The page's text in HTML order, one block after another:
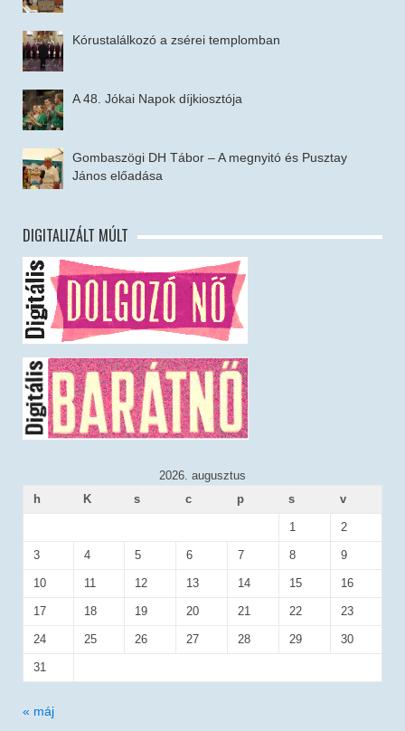
Kórustalálkozó a zsérei templomban
A 48. Jókai Napok díjkiosztója
Gombaszögi DH Tábor – A megnyitó és Pusztay
János előadása
DIGITALIZÁLT MÚLT
2026. augusztus
h
K s c p s v
1 2
3 4 5 6 7 8 9
10 11 12 13 14 15 16
17 18 19 20 21 22 23
24 25 26 27 28 29 30
31
« máj